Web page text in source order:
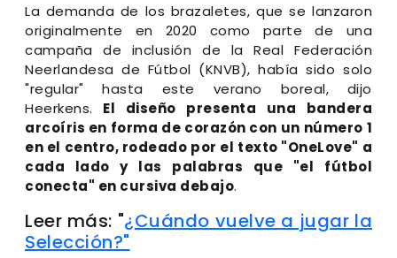
La demanda de los brazaletes, que se lanzaron
originalmente en 2020 como parte de una
campaña de inclusión de la Real Federación
Neerlandesa de Fútbol (KNVB), había sido solo
"regular" hasta este verano boreal, dijo
Heerkens. El diseño presenta una bandera
arcoíris en forma de corazón con un número 1
en el centro, rodeado por el texto "OneLove" a
cada lado y las palabras que "el fútbol
conecta" en cursiva debajo.
Leer más: "¿Cuándo vuelve a jugar la
Selección?"